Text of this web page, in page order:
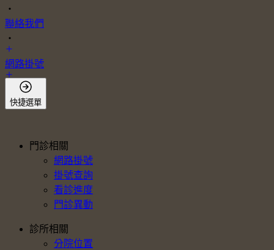
・
聯絡我們
・
網路掛號
會員登入
快捷選單
門診相關
網路掛號
掛號查詢
看診進度
門診異動
診所相關
分院位置